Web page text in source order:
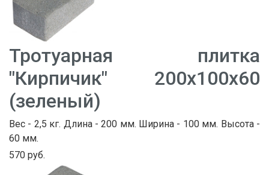
Тротуарная плитка
"Кирпичик" 200х100х60
(зеленый)
Вес - 2,5 кг. Длина - 200 мм. Ширина - 100 мм. Высота -
60 мм.
570 руб.